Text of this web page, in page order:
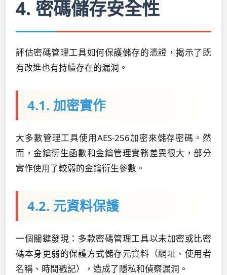
4. 密碼儲存安全性
評估密碼管理工具如何保護儲存的憑證，揭示了既
有改進也有持續存在的漏洞。
4.1. 加密實作
大多數管理工具使用AES-256加密來儲存密碼。然
而，金鑰衍生函數和金鑰管理實務差異很大，部分
實作使用了較弱的金鑰衍生參數。
4.2. 元資料保護
一個關鍵發現：多款密碼管理工具以未加密或比密
碼本身更弱的保護方式儲存元資料（網址、使用者
名稱、時間戳記），造成了隱私和偵察漏洞。